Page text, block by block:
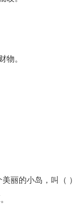
物。
丽的小岛，叫（